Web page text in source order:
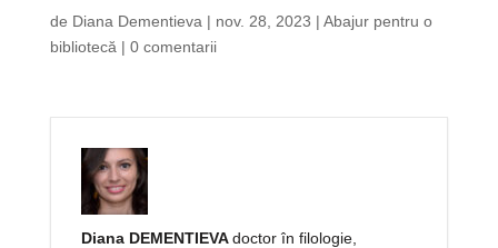
de Diana Dementieva | nov. 28, 2023 | Abajur pentru o
bibliotecă | 0 comentarii
Diana DEMENTIEVAdoctor în filologie,